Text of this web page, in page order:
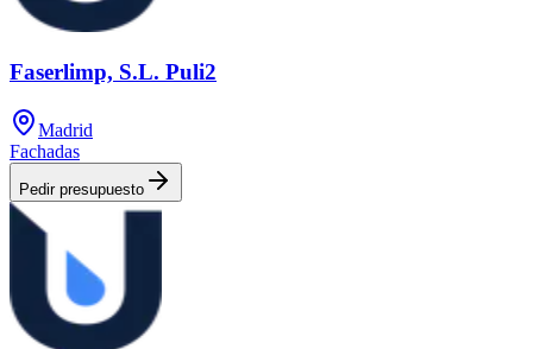
Faserlimp, S.L. Puli2
Madrid
Fachadas
Pedir presupuesto